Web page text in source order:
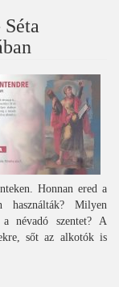
Honnan ered a
használták? Milyen
névadó szentet? A
sőt az alkotók is